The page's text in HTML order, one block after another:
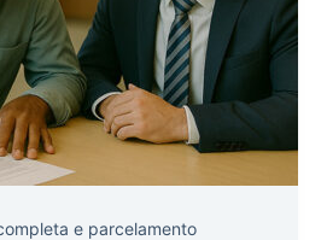
e parcelamento